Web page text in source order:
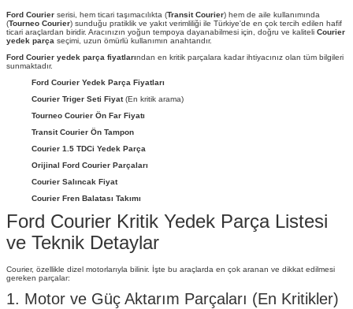
Ford Courier serisi, hem ticari taşımacılıkta (Transit Courier) hem de aile kullanımında
(Tourneo Courier) sunduğu pratiklik ve yakıt verimliliği ile Türkiye'de en çok tercih edilen hafif
ticari araçlardan biridir. Aracınızın yoğun tempoya dayanabilmesi için, doğru ve kaliteli Courier
yedek parça seçimi, uzun ömürlü kullanımın anahtarıdır.
Ford Courier yedek parça fiyatlarından en kritik parçalara kadar ihtiyacınız olan tüm bilgileri
sunmaktadır.
Ford Courier Yedek Parça Fiyatları
Courier Triger Seti Fiyat(En kritik arama)
Tourneo Courier Ön Far Fiyatı
Transit Courier Ön Tampon
Courier 1.5 TDCi Yedek Parça
Orijinal Ford Courier Parçaları
Courier Salıncak Fiyat
Courier Fren Balatası Takımı
Ford Courier Kritik Yedek Parça Listesi
ve Teknik Detaylar
Courier, özellikle dizel motorlarıyla bilinir. İşte bu araçlarda en çok aranan ve dikkat edilmesi
gereken parçalar:
1. Motor ve Güç Aktarım Parçaları (En Kritikler)